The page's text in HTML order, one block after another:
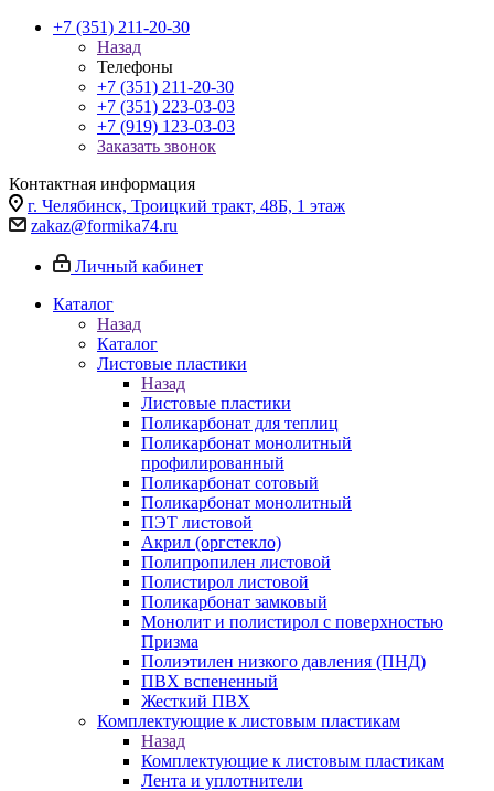
+7 (351) 211-20-30
Назад
Телефоны
+7 (351) 211-20-30
+7 (351) 223-03-03
+7 (919) 123-03-03
Заказать звонок
Контактная информация
г. Челябинск, Троицкий тракт, 48Б, 1 этаж
zakaz@formika74.ru
Личный кабинет
Каталог
Назад
Каталог
Листовые пластики
Назад
Листовые пластики
Поликарбонат для теплиц
Поликарбонат монолитный
профилированный
Поликарбонат сотовый
Поликарбонат монолитный
ПЭТ листовой
Акрил (оргстекло)
Полипропилен листовой
Полистирол листовой
Поликарбонат замковый
Монолит и полистирол с поверхностью
Призма
Полиэтилен низкого давления (ПНД)
ПВХ вспененный
Жесткий ПВХ
Комплектующие к листовым пластикам
Назад
Комплектующие к листовым пластикам
Лента и уплотнители